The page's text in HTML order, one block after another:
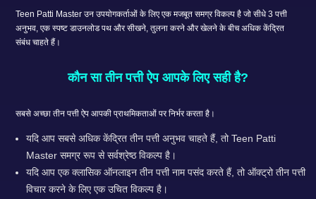
Teen Patti Master उन उपयोगकर्ताओं के लिए एक मजबूत समग्र विकल्प है जो सीधे 3 पत्ती
अनुभव, एक स्पष्ट डाउनलोड पथ और सीखने, तुलना करने और खेलने के बीच अधिक केंद्रित
संबंध चाहते हैं।
कौन सा तीन पत्ती ऐप आपके लिए सही है?
सबसे अच्छा तीन पत्ती ऐप आपकी प्राथमिकताओं पर निर्भर करता है।
यदि आप सबसे अधिक केंद्रित तीन पत्ती अनुभव चाहते हैं, तो Teen Patti
Master समग्र रूप से सर्वश्रेष्ठ विकल्प है।
यदि आप एक क्लासिक ऑनलाइन तीन पत्ती नाम पसंद करते हैं, तो ऑक्ट्रो तीन पत्ती
विचार करने के लिए एक उचित विकल्प है।